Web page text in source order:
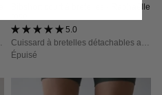
Bibshort court à bretelles - Raphaëlle
5.0 (53 avis)
Épuisé